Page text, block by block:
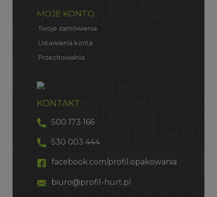
MOJE KONTO
Twoje zamówienia
Ustawienia konta
Przechowalnia
KONTAKT
500 173 166
530 003 444
facebook.com/profil.opakowania
biuro@profil-hurt.pl